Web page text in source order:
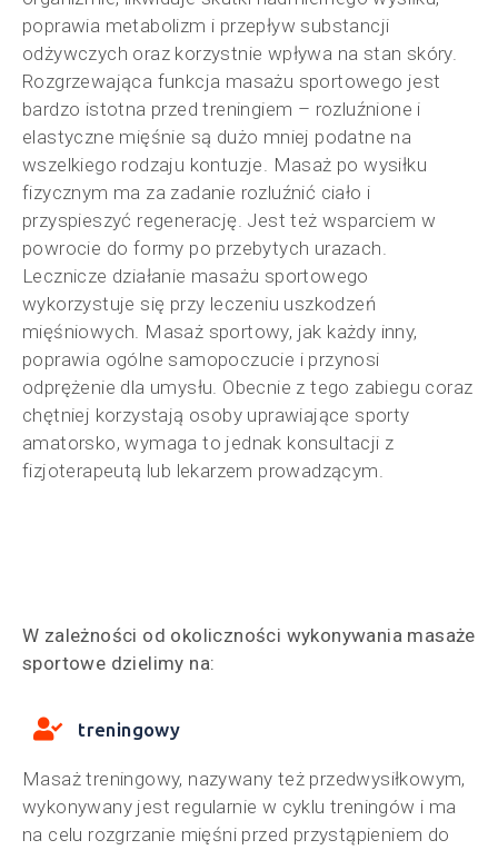
poprawia metabolizm i przepływ substancji
odżywczych oraz korzystnie wpływa na stan skóry.
Rozgrzewająca funkcja masażu sportowego jest
bardzo istotna przed treningiem – rozluźnione i
elastyczne mięśnie są dużo mniej podatne na
wszelkiego rodzaju kontuzje. Masaż po wysiłku
fizycznym ma za zadanie rozluźnić ciało i
przyspieszyć regenerację. Jest też wsparciem w
powrocie do formy po przebytych urazach.
Lecznicze działanie masażu sportowego
wykorzystuje się przy leczeniu uszkodzeń
mięśniowych. Masaż sportowy, jak każdy inny,
poprawia ogólne samopoczucie i przynosi
odprężenie dla umysłu. Obecnie z tego zabiegu coraz
chętniej korzystają osoby uprawiające sporty
amatorsko, wymaga to jednak konsultacji z
fizjoterapeutą lub lekarzem prowadzącym.
W zależności od okoliczności wykonywania masaże
sportowe dzielimy na:
treningowy
Masaż treningowy, nazywany też przedwysiłkowym,
wykonywany jest regularnie w cyklu treningów i ma
na celu rozgrzanie mięśni przed przystąpieniem do